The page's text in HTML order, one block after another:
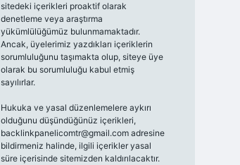
sitedeki içerikleri proaktif olarak
denetleme veya araştırma
yükümlülüğümüz bulunmamaktadır.
Ancak, üyelerimiz yazdıkları içeriklerin
sorumluluğunu taşımakta olup, siteye üye
olarak bu sorumluluğu kabul etmiş
sayılırlar.
Hukuka ve yasal düzenlemelere aykırı
olduğunu düşündüğünüz içerikleri,
backlinkpanelicomtr@gmail.comadresine
bildirmeniz halinde, ilgili içerikler yasal
süre içerisinde sitemizden kaldırılacaktır.